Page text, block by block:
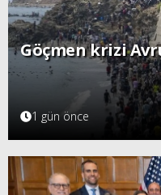
Göçmen krizi
1 gün önce